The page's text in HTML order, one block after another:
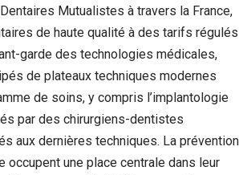
Mutualistes à travers la France,
de haute qualité à des tarifs régulés
garde des technologies médicales,
de plateaux techniques modernes
de soins, y compris l’implantologie
par des chirurgiens-dentistes
aux dernières techniques. La prévention
occupent une place centrale dans leur